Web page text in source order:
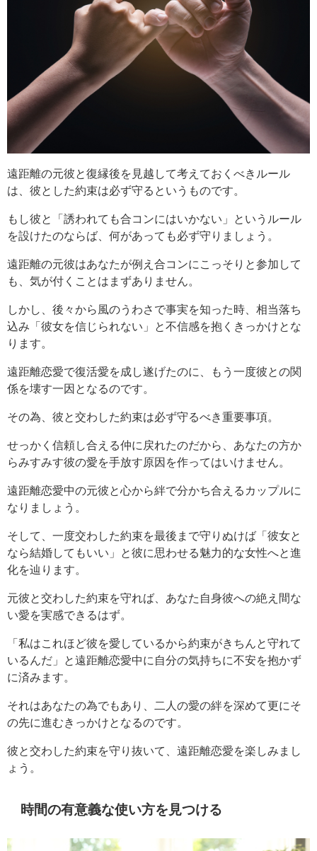
遠距離の元彼と復縁後を見越して考えておくべきルール
は、彼とした約束は必ず守るというものです。
もし彼と「誘われても合コンにはいかない」というルール
を設けたのならば、何があっても必ず守りましょう。
遠距離の元彼はあなたが例え合コンにこっそりと参加して
も、気が付くことはまずありません。
しかし、後々から風のうわさで事実を知った時、相当落ち
込み「彼女を信じられない」と不信感を抱くきっかけとな
ります。
遠距離恋愛で復活愛を成し遂げたのに、もう一度彼との関
係を壊す一因となるのです。
その為、彼と交わした約束は必ず守るべき重要事項。
せっかく信頼し合える仲に戻れたのだから、あなたの方か
らみすみす彼の愛を手放す原因を作ってはいけません。
遠距離恋愛中の元彼と心から絆で分かち合えるカップルに
なりましょう。
そして、一度交わした約束を最後まで守りぬけば「彼女と
なら結婚してもいい」と彼に思わせる魅力的な女性へと進
化を辿ります。
元彼と交わした約束を守れば、あなた自身彼への絶え間な
い愛を実感できるはず。
「私はこれほど彼を愛しているから約束がきちんと守れて
いるんだ」と遠距離恋愛中に自分の気持ちに不安を抱かず
に済みます。
それはあなたの為でもあり、二人の愛の絆を深めて更にそ
の先に進むきっかけとなるのです。
彼と交わした約束を守り抜いて、遠距離恋愛を楽しみまし
ょう。
時間の有意義な使い方を見つける